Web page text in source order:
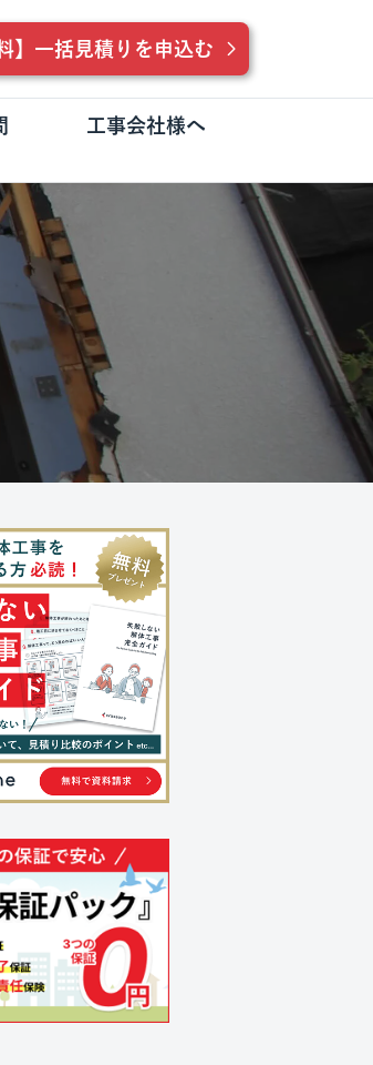
】一括見積りを申込む
工事会社様へ